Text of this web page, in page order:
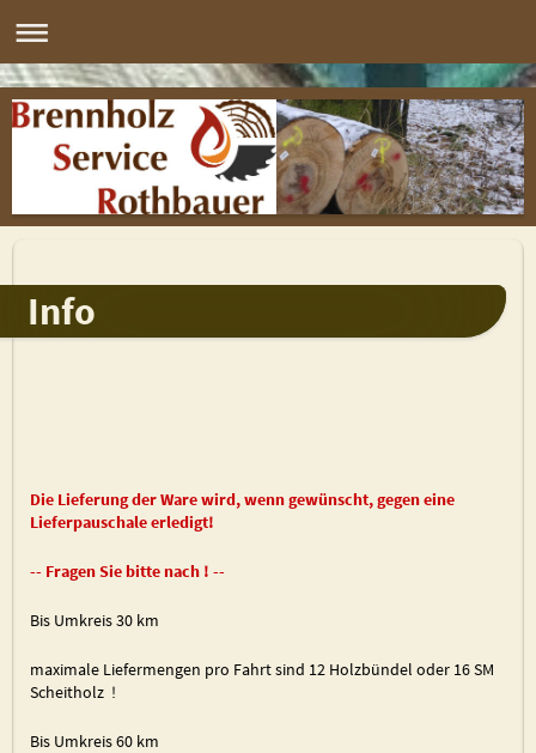
Info
Die Lieferung der Ware wird, wenn gewünscht, gegen eine
Lieferpauschale erledigt!
-- Fragen Sie bitte nach ! --
Bis Umkreis 30 km
maximale Liefermengen pro Fahrt sind 12 Holzbündel oder 16 SM
Scheitholz !
Bis Umkreis 60 km